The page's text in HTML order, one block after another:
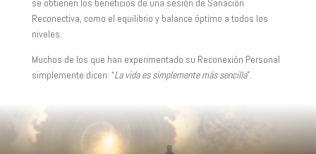
se obtienen los beneficios de una sesión de Sanación
Reconectiva, como el equilibrio y balance óptimo a todos los
niveles.
Muchos de los que han experimentado su Reconexión Personal
simplemente dicen: “La vida es simplemente más sencilla”.